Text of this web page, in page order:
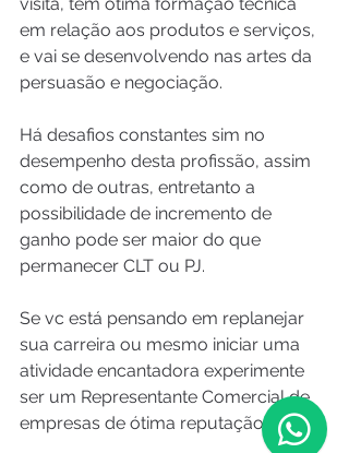
visita, tem ótima formação técnica
em relação aos produtos e serviços,
e vai se desenvolvendo nas artes da
persuasão e negociação.
Há desafios constantes sim no
desempenho desta profissão, assim
como de outras, entretanto a
possibilidade de incremento de
ganho pode ser maior do que
permanecer CLT ou PJ.
Se vc está pensando em replanejar
sua carreira ou mesmo iniciar uma
atividade encantadora experimente
ser um Representante Comercial de
empresas de ótima reputação.